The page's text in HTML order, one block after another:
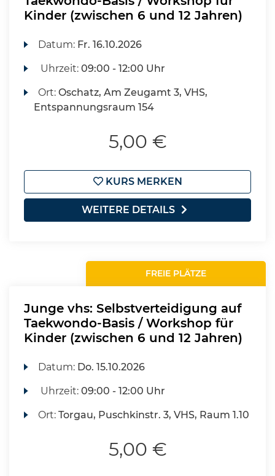
Kinder (zwischen 6 und 12 Jahren)
Datum: Fr. 16.10.2026
Uhrzeit:09:00 - 12:00 Uhr
Ort:Oschatz, Am Zeugamt 3, VHS,
Entspannungsraum 154
5,00 €
KURS MERKEN
WEITERE DETAILS
FREIE PLÄTZE
Junge vhs: Selbstverteidigung auf
Taekwondo-Basis / Workshop für
Kinder (zwischen 6 und 12 Jahren)
Datum: Do. 15.10.2026
Uhrzeit:09:00 - 12:00 Uhr
Ort:Torgau, Puschkinstr. 3, VHS, Raum 1.10
5,00 €